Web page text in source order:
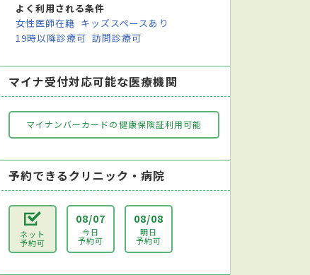
よく利用される条件
女性医師在籍 キッズスペースあり
19時以降診療可 訪問診療可
マイナ受付対応可能な医療機関
マイナンバーカードの健康保険証利用可能
予約できるクリニック・病院
ネット
予約可
08/07
今日
予約可
08/08
明日
予約可